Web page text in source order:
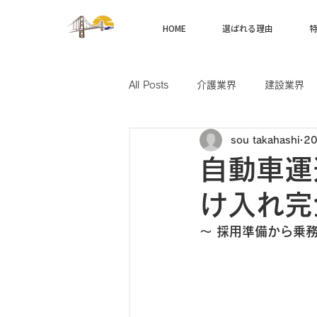
HOME 選ばれる理由
All Posts 介護業界 建設業界
航空業界 農業
自動車
け入れ
sou takahashi
〜 採用準備から乗